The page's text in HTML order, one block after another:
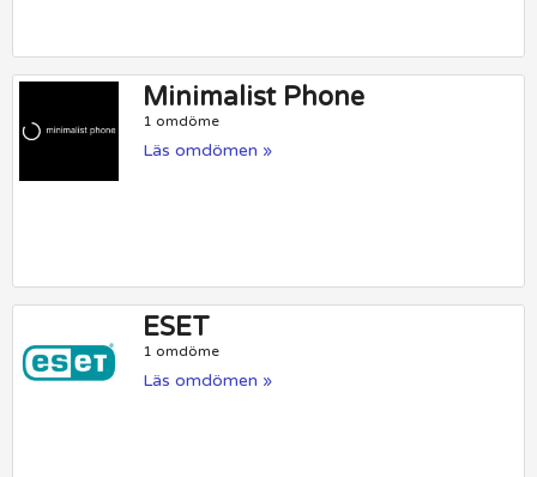
Minimalist Phone
1 omdöme
Läs omdömen »
ESET
1 omdöme
Läs omdömen »